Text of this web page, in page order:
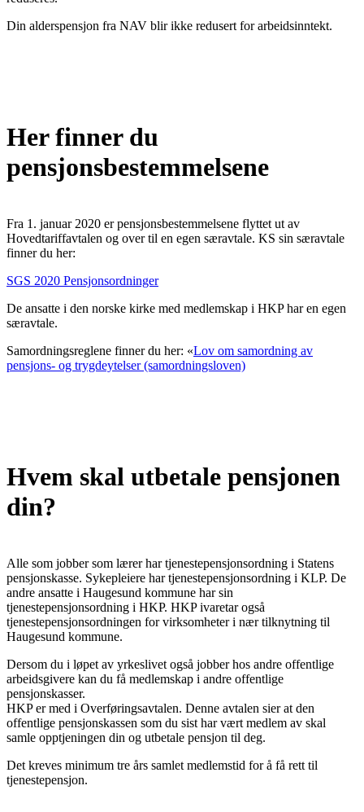
Din alderspensjon fra NAV blir ikke redusert for arbeidsinntekt.
Her finner du
pensjonsbestemmelsene
Fra 1. januar 2020 er pensjonsbestemmelsene flyttet ut av
Hovedtariffavtalen og over til en egen særavtale. KS sin særavtale
finner du her:
SGS 2020 Pensjonsordninger
De ansatte i den norske kirke med medlemskap i HKP har en egen
særavtale.
Samordningsreglene finner du her: «Lov om samordning av
pensjons- og trygdeytelser (samordningsloven)
Hvem skal utbetale pensjonen
din?
Alle som jobber som lærer har tjenestepensjonsordning i Statens
pensjonskasse. Sykepleiere har tjenestepensjonsordning i KLP. De
andre ansatte i Haugesund kommune har sin
tjenestepensjonsordning i HKP. HKP ivaretar også
tjenestepensjonsordningen for virksomheter i nær tilknytning til
Haugesund kommune.
Dersom du i løpet av yrkeslivet også jobber hos andre offentlige
arbeidsgivere kan du få medlemskap i andre offentlige
pensjonskasser.
HKP er med i Overføringsavtalen. Denne avtalen sier at den
offentlige pensjonskassen som du sist har vært medlem av skal
samle opptjeningen din og utbetale pensjon til deg.
Det kreves minimum tre års samlet medlemstid for å få rett til
tjenestepensjon.